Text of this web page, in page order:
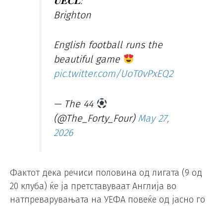
Brighton
English football runs the
beautiful game
pic.twitter.com/UoT0vPxEQ2
— The 44
(@The_Forty_Four) May 27,
2026
Фактот дека речиси половина од лигата (9 од
20 клуба) ќе ја претставуваат Англија во
натпреварувањата на УЕФА повеќе од јасно го